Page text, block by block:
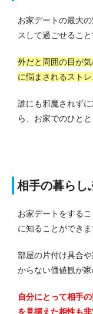
お家デートの最大
スして過ごせること
外だと周囲の目が
に悩まされるスト
誰にも邪魔されず
ら、お家でのひと
相手の暮らし
お家デートをする
に知ることができま
部屋の片付け具合
からない価値観が
自分にとって相手
を見据えた相性も